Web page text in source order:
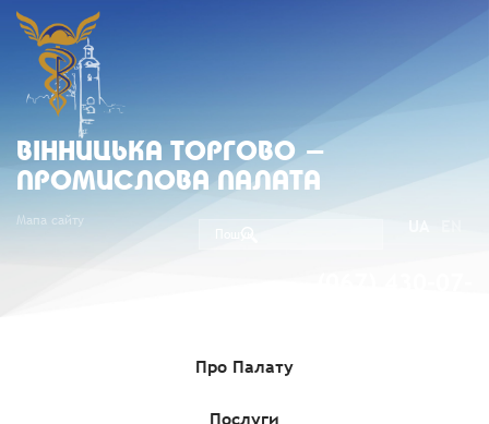
ВIННИЦЬКА ТОРГОВО -
ПРОМИСЛОВА ПАЛАТА
Мапа сайту
Про Палату
Послуги